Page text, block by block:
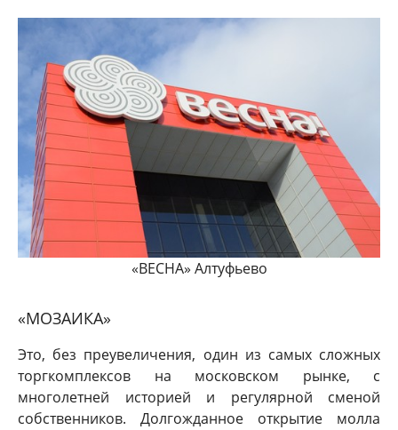
«ВЕСНА» Алтуфьево
«МОЗАИКА»
Это, без преувеличения, один из самых сложных
торгкомплексов на московском рынке, с
многолетней историей и регулярной сменой
собственников. Долгожданное открытие молла